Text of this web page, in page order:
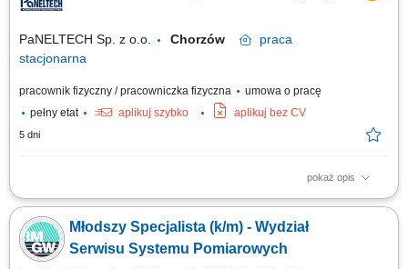
PaNELTECH Sp. z o.o. Chorzów
praca
stacjonarna
pracownik fizyczny / pracowniczka fizyczna
umowa o pracę
pełny etat
aplikuj szybko aplikuj bez CV
5 dni
pokaż opis
Zakres obowiązków: Bieżące usuwanie awarii maszyn i urządzeń.
Wykonywanie przeglądów, konserwacji i remontów. Diagnozowanie
usterek oraz wdrażanie działań naprawczych. Udział w modernizacjach i
instalacjach nowych urządzeń. Współpraca z działem produkcji w
zakresie optymalizacji...
Młodszy Specjalista (k/m) - Wydział
Serwisu Systemu Pomiarowych